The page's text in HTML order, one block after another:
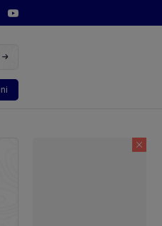
Direktur Utama PT Pelindo,
Otomotif